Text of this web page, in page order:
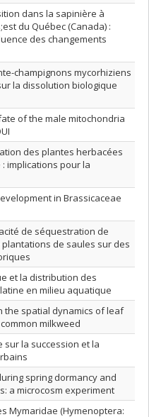
dans la sapinière à
du Québec (Canada) :
des changements
champignons mycorhiziens
la dissolution biologique
of the male mitochondria
des plantes herbacées
implications pour la
in Brassicaceae
de séquestration de
de saules sur des
et la distribution des
en milieu aquatique
the spatial dynamics of leaf
milkweed
sur la succession et la
spring dormancy and
a microcosm experiment
Mymaridae (Hymenoptera: